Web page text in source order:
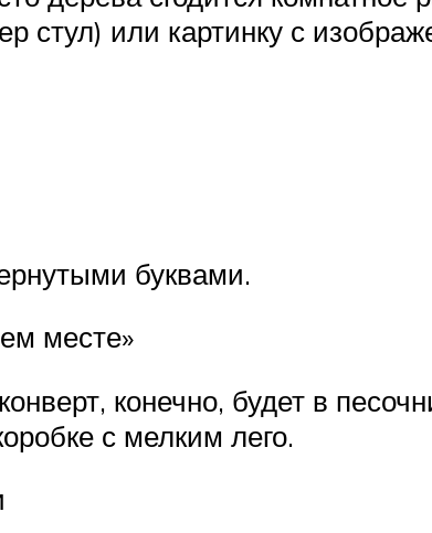
стул) или картинку с
буквами.
месте»
конечно, будет в
с мелким лего.